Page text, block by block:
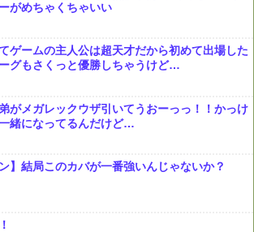
がめちゃくちゃいい
ゲームの主人公は超天才だから初めて出場した
グもさくっと優勝しちゃうけど…
弟がメガレックウザ引いてうおーっっ！！かっけ
緒になってるんだけど…
】結局このカバが一番強いんじゃないか？